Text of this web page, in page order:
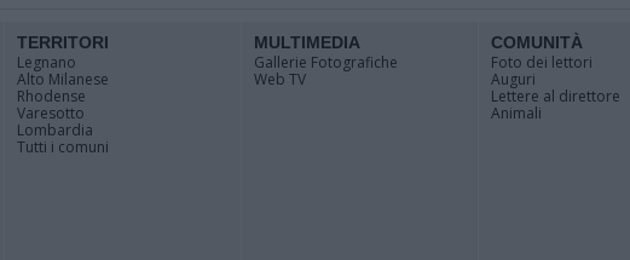
TERRITORI
Legnano
Alto Milanese
Rhodense
Varesotto
Lombardia
Tutti i comuni
MULTIMEDIA
Gallerie Fotografiche
Web TV
COMUNITÀ
Foto dei lettori
Auguri
Lettere al direttore
Animali